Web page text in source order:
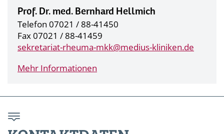
Prof. Dr. med. Bernhard Hellmich
Telefon 07021 / 88-41450
Fax 07021 / 88-41459
sekretariat-rheuma-mkk@medius-kliniken.de
Mehr Informationen